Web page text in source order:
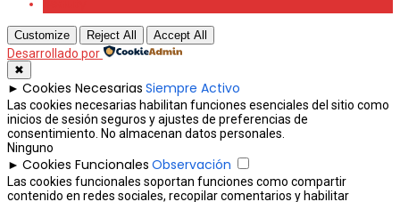
Customize Reject All Accept All
Desarrollado por
✖
► Cookies Necesarias Siempre Activo
Las cookies necesarias habilitan funciones esenciales del sitio como
inicios de sesión seguros y ajustes de preferencias de
consentimiento. No almacenan datos personales.
Ninguno
► Cookies Funcionales Observación
Las cookies funcionales soportan funciones como compartir
contenido en redes sociales, recopilar comentarios y habilitar